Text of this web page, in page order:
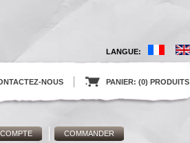
NOUS . PANIER: (0) PRODUITS
LANGUE:
COMMANDER